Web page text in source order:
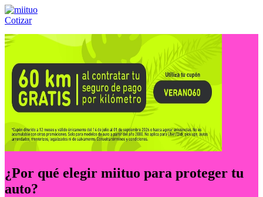
Cotizar
Llámanos al:(55) 84-21-05-00 ó
¿Por qué elegir miituo para proteger tu
auto?